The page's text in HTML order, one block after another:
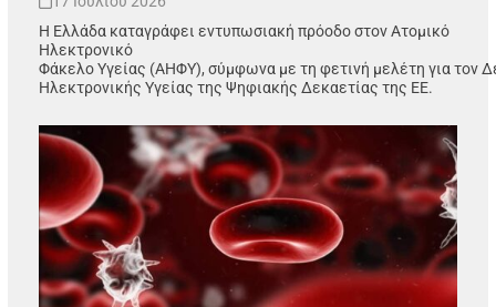
Η Ελλάδα καταγράφει εντυπωσιακή πρόοδο στον Ατομικό
Ηλεκτρονικό
Φάκελο Υγείας (ΑΗΦΥ), σύμφωνα με τη φετινή μελέτη για τον
Ηλεκτρονικής Υγείας της Ψηφιακής Δεκαετίας της ΕΕ.